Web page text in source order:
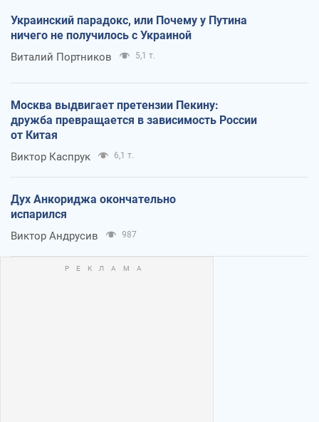
Украинский парадокс, или Почему у Путина
ничего не получилось с Украиной
Виталий Портников 5,1 т.
Москва выдвигает претензии Пекину:
дружба превращается в зависимость России
от Китая
Виктор Каспрук 6,1 т.
Дух Анкориджа окончательно
испарился
Виктор Андрусив 987